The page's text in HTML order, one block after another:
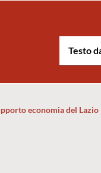
economia del Lazio